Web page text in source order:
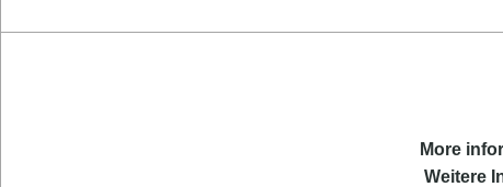
More
Weitere